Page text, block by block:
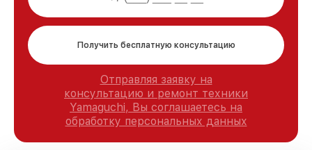
Получить бесплатную консультацию
Отправляя заявку на
консультацию и ремонт техники
Yamaguchi, Вы соглашаетесь на
обработку персональных данных